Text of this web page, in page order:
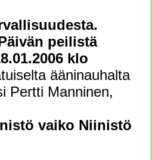
peilistä
klo
ääninauhalta
Pertti Manninen,
vaiko Niinistö